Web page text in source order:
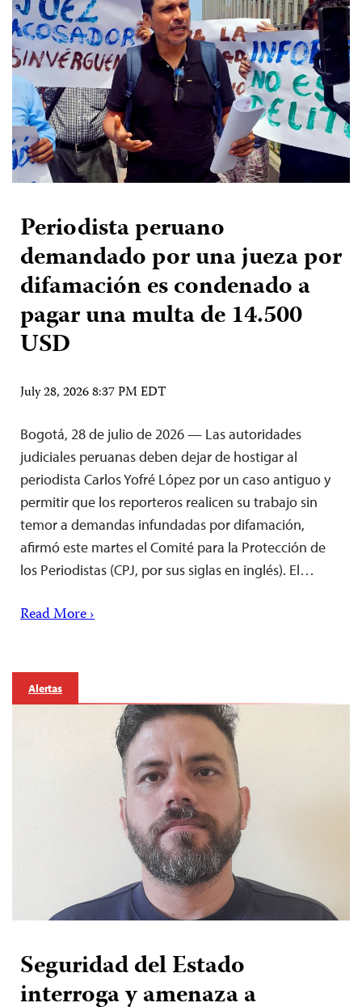
Periodista peruano
demandado por una jueza por
difamación es condenado a
pagar una multa de 14.500
USD
July 28, 2026 8:37 PM EDT
Bogotá, 28 de julio de 2026 — Las autoridades
judiciales peruanas deben dejar de hostigar al
periodista Carlos Yofré López por un caso antiguo y
permitir que los reporteros realicen su trabajo sin
temor a demandas infundadas por difamación,
afirmó este martes el Comité para la Protección de
los Periodistas (CPJ, por sus siglas en inglés). El…
Read More ›
Alertas
Seguridad del Estado
interroga y amenaza a